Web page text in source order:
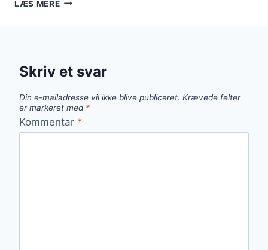
LÆS MERE
PEBER
Skriv et svar
Din e-mailadresse vil ikke blive publiceret. Krævede felter
er markeret med *
Kommentar *